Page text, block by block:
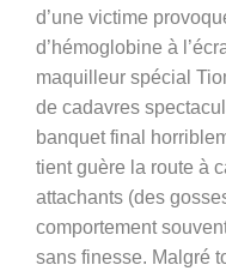
d’une victime
d’hémoglobine à
maquilleur spécial
de cadavres
banquet final
tient guère la route à
attachants (des
comportement
sans finesse. Malgré